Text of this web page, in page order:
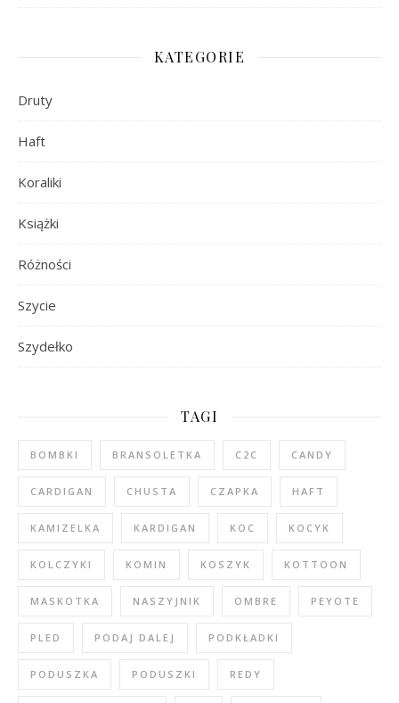
KATEGORIE
Druty
Haft
Koraliki
Książki
Różności
Szycie
Szydełko
TAGI
BOMBKI BRANSOLETKA C2C CANDY
CARDIGAN CHUSTA CZAPKA HAFT
KAMIZELKA KARDIGAN KOC KOCYK
KOLCZYKI KOMIN KOSZYK KOTTOON
MASKOTKA NASZYJNIK OMBRE PEYOTE
PLED PODAJ DALEJ PODKŁADKI
PODUSZKA PODUSZKI REDY